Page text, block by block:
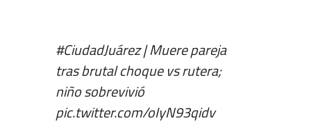
#CiudadJuárez| Muere pareja
tras brutal choque vs rutera;
niño sobrevivió
pic.twitter.com/oIyN93qidv